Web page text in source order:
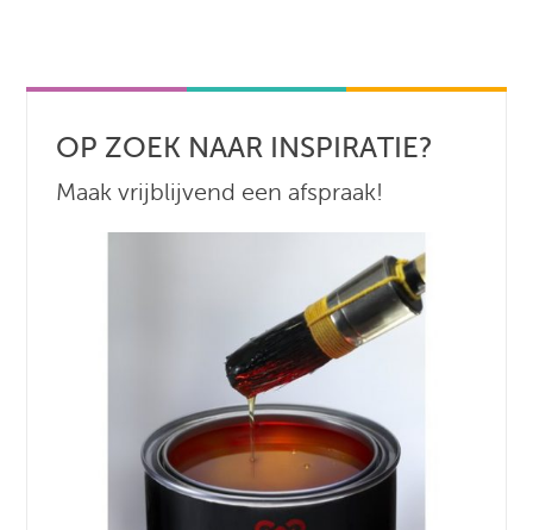
OP ZOEK NAAR INSPIRATIE?
Maak vrijblijvend een afspraak!